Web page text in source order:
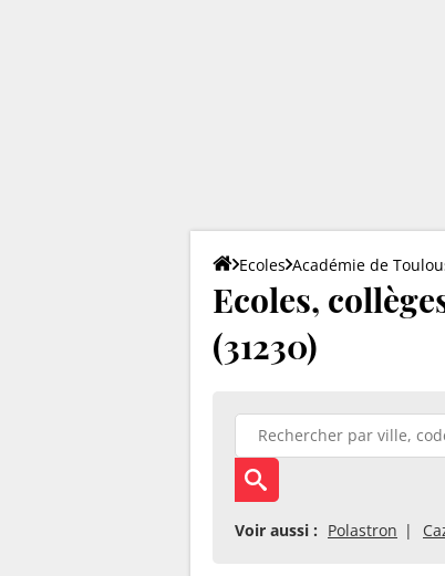
Ecoles Académie de
Ecoles,
(31230)
Voir aussi : Polastron